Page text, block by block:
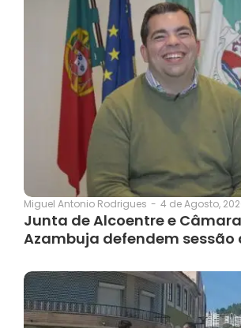
Miguel Antonio Rodrigues - 4 de Agosto,
Junta de Alcoentre e
Azambuja defendem sessão